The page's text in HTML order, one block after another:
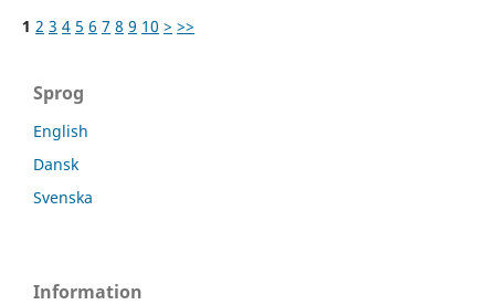
1 2 3 4 5 6 7 8 9 10 > >>
Sprog
English
Dansk
Svenska
Information